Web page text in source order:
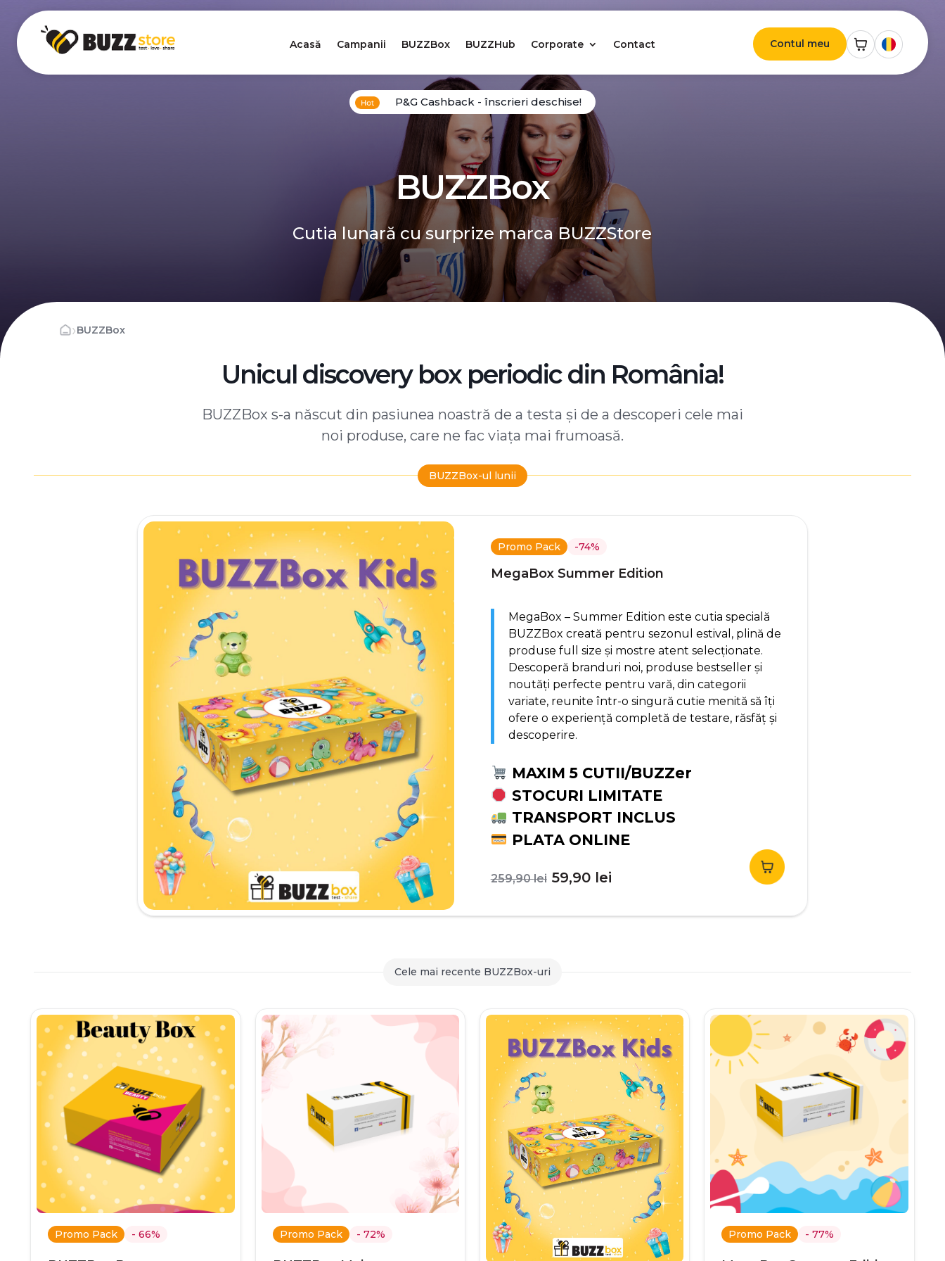
Acasă Campanii BUZZBox BUZZHub Corporate Contact Contul meu
P&G Cashback - înscrieri deschise!
BUZZBox
Cutia lunară cu surprize marca BUZZStore
›BUZZBox
Unicul discovery box periodic din România!
BUZZBox s-a născut din pasiunea noastră de a testa și de a descoperi cele mai
noi produse, care ne fac viața mai frumoasă.
BUZZBox-ul lunii
Promo Pack -74%
MegaBox Summer Edition
MegaBox – Summer Edition este cutia specială
BUZZBox creată pentru sezonul estival, plină de
produse full size și mostre atent selecționate.
Descoperă branduri noi, produse bestseller și
noutăți perfecte pentru vară, din categorii
variate, reunite într-o singură cutie menită să îți
ofere o experiență completă de testare, răsfăț și
descoperire.
MAXIM 5 CUTII/BUZZer
STOCURI LIMITATE
TRANSPORT INCLUS
PLATA ONLINE
259,90lei Prețul
a
59,90 leiPrețul
este:
Cele mai recente BUZZBox-uri
Promo Pack - 66% Promo Pack - 72% Promo Pack - 77%